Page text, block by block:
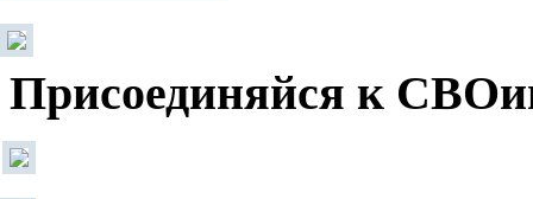
Присоединяйся к